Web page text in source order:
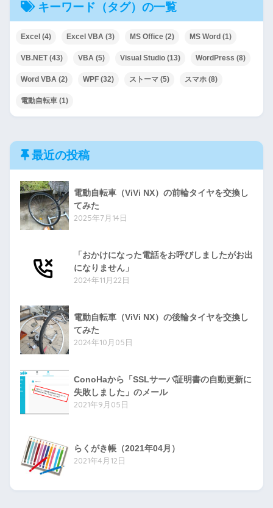
キーワード（タグ）の一覧
Excel (4) Excel VBA (3) MS Office (2) MS Word (1)
VB.NET(43) VBA (5) Visual Studio (13) WordPress (8)
Word VBA (2) WPF (32) ストーマ (5) スマホ (8)
電動自転車 (1)
最近の投稿
電動自転車（ViVi NX）の前輪タイヤを交換し
てみた
2025年7月14日
「おかけになった電話をお呼びしましたがお出
になりません」
2024年11月22日
電動自転車（ViVi NX）の後輪タイヤを交換し
てみた
2024年10月05日
ConoHaから「SSLサーバ証明書の自動更新に
失敗しました」のメール
2021年9月05日
らくがき帳（2021年04月）
2021年4月12日